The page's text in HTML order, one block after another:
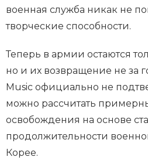
военная служба никак не
творческие способности.
Теперь в армии остаются
но и их возвращение не за
Music официально не
можно рассчитать
освобождения на основе
продолжительности
Корее.